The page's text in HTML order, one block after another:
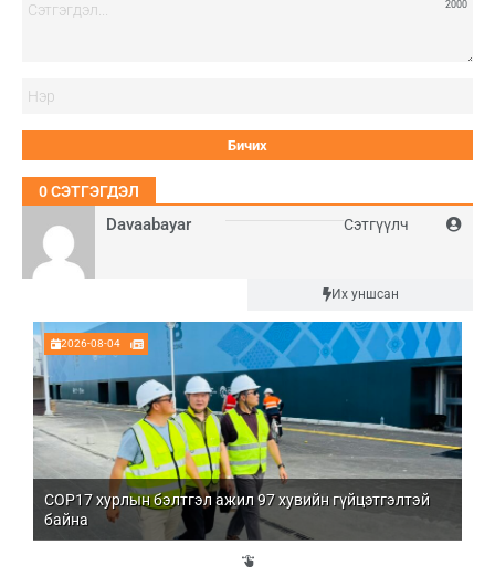
Davaabayar Сэтгүүлч
Их уншсан
2026-08-04
COP17 хурлын бэлтгэл ажил 97 хувийн гүйцэтгэлтэй
байна
2000
0СЭТГЭГДЭЛ